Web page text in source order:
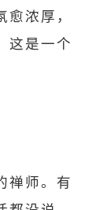
浓厚，
这是一个
禅师。有